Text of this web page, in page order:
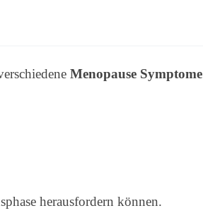
Menopause Symptome
herausfordern können.